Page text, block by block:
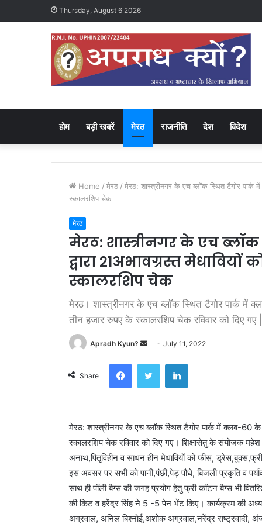
Thursday, August 6 2026
होम बड़ी खबरें मेरठ राजनीति देश विदेश
Home / मेरठ / मेरठ: शास्त्रीनगर के एच ब्लॉक स्थित टैगोर पार्क में
स्कालरशिप चेक
मेरठ
मेरठ: शास्त्रीनगर के एच
द्वारा 21अभावग्रस्त
स्कालरशिप चेक
मेरठ। शास्त्रीनगर के एच ब्लॉक स्थित टैगोर पार्क में
तीन हजार रुपए के स्कालरशिप चेक रविवार को दिए गए |
Apradh Kyun?
n
e
m
a
i
l
July 11, 2022
Share
मेरठ: शास्त्रीनगर के एच ब्लॉक स्थित टैगोर पार्क में क्लब-60 के
स्कालरशिप चेक रविवार को दिए गए। शिक्षासेतु के संयोजक
अनाथ,पितृविहीन व साधन हीन मेधावियों को फीस,
इस अवसर पर सभी को पानी,पंछी,पेड़ पौधे, बिजली प्रकृति व
साथ ही पॉली बैग्स की जगह प्रयोग हेतु फ्री कॉटन बैग्स भी
की किट व हरेंद्र सिंह ने 5 -5 पेन भेंट किए। कार्यक्रम की
अग्रवाल, अनिल बिश्नोई,अशोक अग्रवाल,नरेंद्र राष्ट्रवादी, अंजू